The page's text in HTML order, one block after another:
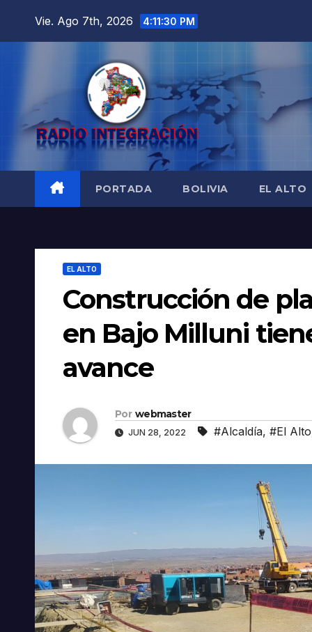
Vie. Ago 7th, 2026 4:11:31 PM
PORTADA BOLIVIA EL ALTO
EL ALTO
Construcción de
en Bajo Milluni
avance
Por webmaster
JUN 28, 2022 #Alcaldía, #El Alto